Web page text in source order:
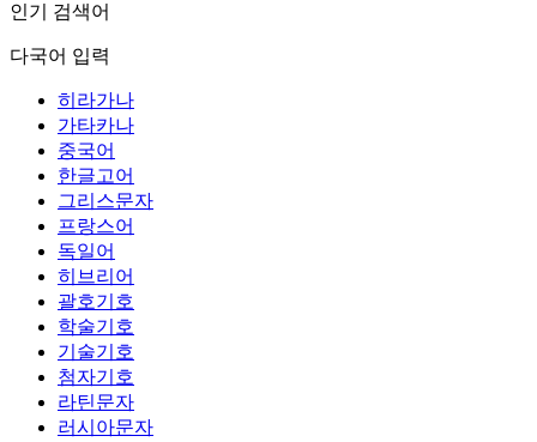
인기 검색어
다국어 입력
히라가나
가타카나
중국어
한글고어
그리스문자
프랑스어
독일어
히브리어
괄호기호
학술기호
기술기호
첨자기호
라틴문자
러시아문자